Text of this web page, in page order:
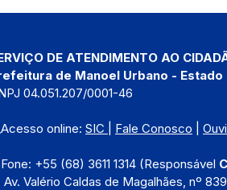
DE ATENDIMENTO AO
de Manoel Urbano -
04.051.207/0001-46
online: SIC Fale Conosco
+55 (68) 3611 1314 (Responsável
Av. Valério Caldas de Magalhães, nº